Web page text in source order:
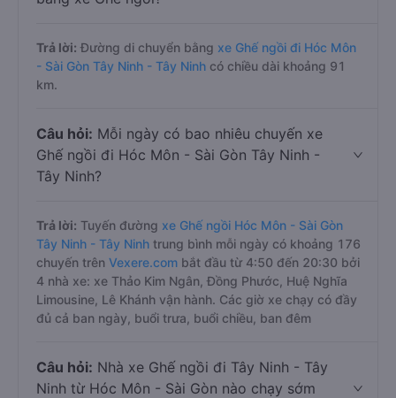
Trả lời: Đường di chuyển bằng xe Ghế ngồi đi Hóc Môn
- Sài Gòn Tây Ninh - Tây Ninh có chiều dài khoảng 91
km.
Câu hỏi: Mỗi ngày có bao nhiêu chuyến xe
Ghế ngồi đi Hóc Môn - Sài Gòn Tây Ninh -
Tây Ninh?
Trả lời: Tuyến đường xe Ghế ngồi Hóc Môn - Sài Gòn
Tây Ninh - Tây Ninh trung bình mỗi ngày có khoảng 176
chuyến trên Vexere.com bắt đầu từ 4:50 đến 20:30 bởi
4 nhà xe: xe Thảo Kim Ngân, Đồng Phước, Huệ Nghĩa
Limousine, Lê Khánh vận hành. Các giờ xe chạy có đầy
đủ cả ban ngày, buổi trưa, buổi chiều, ban đêm
Câu hỏi: Nhà xe Ghế ngồi đi Tây Ninh - Tây
Ninh từ Hóc Môn - Sài Gòn nào chạy sớm